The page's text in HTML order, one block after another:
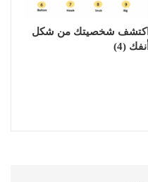
اكتشف شخصيتك من شكل
أنفك (4)